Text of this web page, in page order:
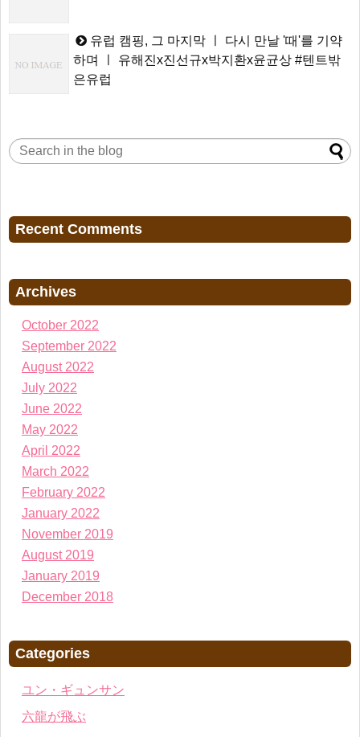
유럽 캠핑, 그 마지막 ㅣ 다시 만날 '때'를 기약
하며 ㅣ 유해진x진선규x박지환x윤균상 #텐트밖
은유럽
Recent Comments
Archives
October 2022
September 2022
August 2022
July 2022
June 2022
May 2022
April 2022
March 2022
February 2022
January 2022
November 2019
August 2019
January 2019
December 2018
Categories
ユン・ギュンサン
六龍が飛ぶ